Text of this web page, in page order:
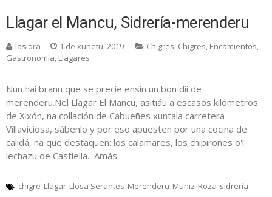
Llagar el Mancu, Sidrería-merenderu
lasidra 1 de xunetu, 2019 Chigres, Chigres, Encamientos,
Gastronomía, Llagares
Nun hai branu que se precie ensin un bon díi de
merenderu.Nel Llagar El Mancu, asitiáu a escasos kilómetros
de Xixón, na collación de Cabueñes xuntala carretera
Villaviciosa, sábenlo y por eso apuesten por una cocina de
calidá, na que destaquen: los calamares, los chipirones o'l
lechazu de Castiella. Amás
chigre Llagar Llosa Serantes Merenderu Muñiz Roza sidrería